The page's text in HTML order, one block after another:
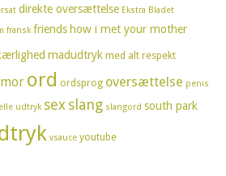
direkte oversættelse Ekstra Bladet
fransk friends how i met your mother
madudtryk med alt respekt
ord ordsprog oversættelse penis
udtryk sexslang slangord south park
vsauce youtube